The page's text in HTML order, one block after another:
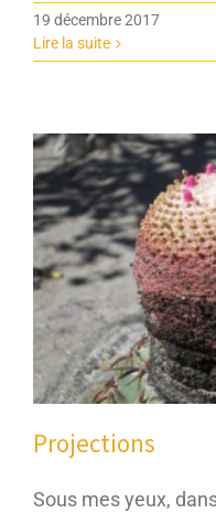
19 décembre 2017
Lire la suite
Projections
Sous mes yeux,